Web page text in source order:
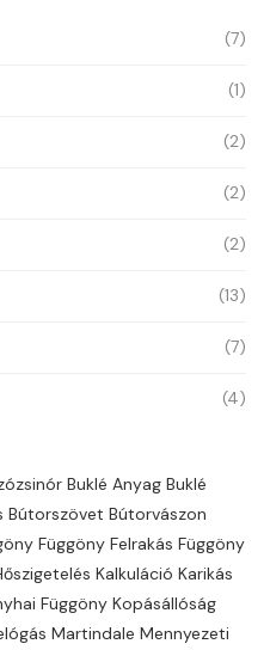
(7)
(1)
(2)
(2)
(2)
(13)
(7)
(4)
Buklé Anyag Buklé
Bútorszövet Bútorvászon
Függöny Felrakás Függöny
Kalkuláció Karikás
Függöny Kopásállóság
Martindale Mennyezeti